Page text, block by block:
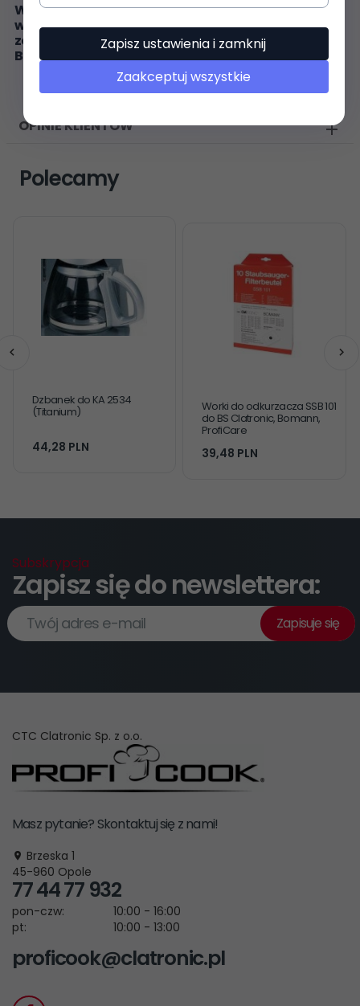
WAŻNE! Cześć zamienna pasuje wyłącznie do modeli
wymienionych w opisie. Jeśli symbol produktu nie
został wymieniony w opisie, część zamienna NIE
BĘDZIE PASOWAĆ.
OPINIE KLIENTÓW
Polecamy
Dzbanek do KA 2534
(Titanium)
44,28 PLN
Worki do odkurzacza SSB 101
do BS Clatronic, Bomann,
ProfiCare
39,48 PLN
Subskrypcja
Zapisz się do newslettera:
Twój adres e-mail Zapisuje się
CTC Clatronic Sp. z o.o.
Masz pytanie? Skontaktuj się z nami!
Brzeska 1
45-960 Opole
77 44 77 932
pon-czw:
10:00 - 16:00
pt:
10:00 - 13:00
proficook@clatronic.pl
Zapisz ustawienia i zamknij
Zaakceptuj wszystkie